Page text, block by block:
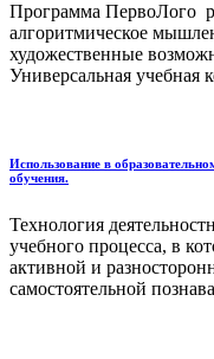
Программа ПервоЛого
алгоритмическое
художественные
Универсальная учебная
Использование в
обучения.
Технология
учебного процесса, в
активной и
самостоятельной